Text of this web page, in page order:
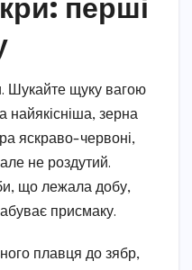
Шукайте щуку вагою
найякісніша, зерна
яскраво-червоні,
не роздутий.
що лежала добу,
присмаку.
плавця до зябр,